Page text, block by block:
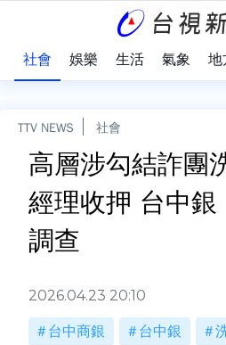
社會 娛樂 生活 氣象 地
TTV NEWS 社會
高層涉勾結詐團
經理收押 台中銀
調查
2026.04.23 20:10
台中商銀 台中銀